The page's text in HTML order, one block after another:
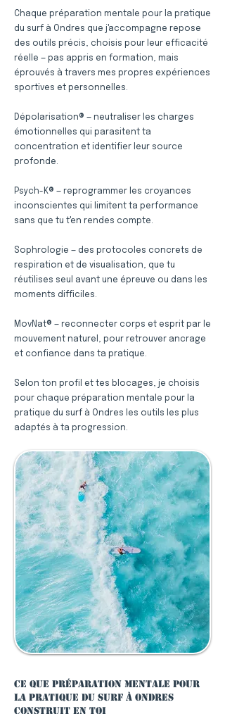
Chaque préparation mentale pour la pratique
du surf à Ondres que j'accompagne repose
des outils précis, choisis pour leur efficacité
réelle — pas appris en formation, mais
éprouvés à travers mes propres expériences
sportives et personnelles.
Dépolarisation® — neutraliser les charges
émotionnelles qui parasitent ta
concentration et identifier leur source
profonde.
Psych-K® — reprogrammer les croyances
inconscientes qui limitent ta performance
sans que tu t'en rendes compte.
Sophrologie — des protocoles concrets de
respiration et de visualisation, que tu
réutilises seul avant une épreuve ou dans les
moments difficiles.
MovNat® — reconnecter corps et esprit par le
mouvement naturel, pour retrouver ancrage
et confiance dans ta pratique.
Selon ton profil et tes blocages, je choisis
pour chaque préparation mentale pour la
pratique du surf à Ondres les outils les plus
adaptés à ta progression.
Ce que préparation mentale pour
la pratique du surf à Ondres
construit en toi